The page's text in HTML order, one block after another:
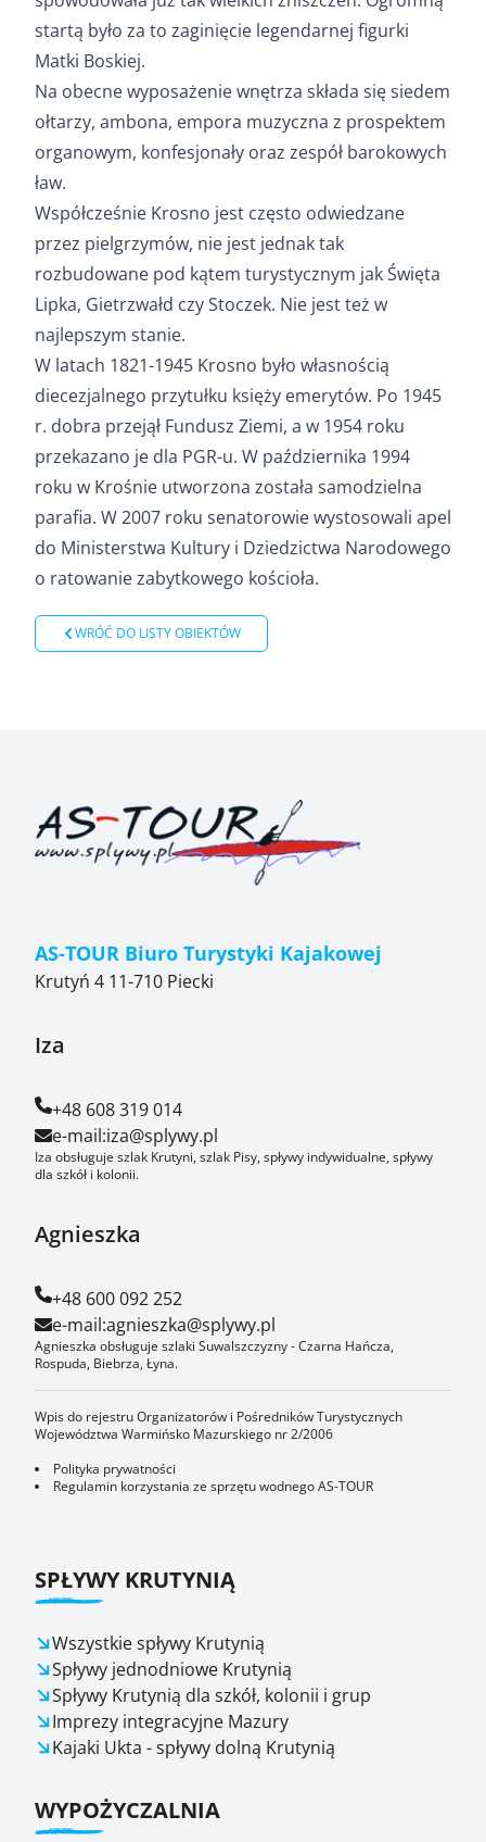
startą było za to zaginięcie legendarnej figurki
Matki Boskiej.
Na obecne wyposażenie wnętrza składa się siedem
ołtarzy, ambona, empora muzyczna z prospektem
organowym, konfesjonały oraz zespół barokowych
ław.
Współcześnie Krosno jest często odwiedzane
przez pielgrzymów, nie jest jednak tak
rozbudowane pod kątem turystycznym jak Święta
Lipka, Gietrzwałd czy Stoczek. Nie jest też w
najlepszym stanie.
W latach 1821-1945 Krosno było własnością
diecezjalnego przytułku księży emerytów. Po 1945
r. dobra przejął Fundusz Ziemi, a w 1954 roku
przekazano je dla PGR-u. W października 1994
roku w Krośnie utworzona została samodzielna
parafia. W 2007 roku senatorowie wystosowali apel
do Ministerstwa Kultury i Dziedzictwa Narodowego
o ratowanie zabytkowego kościoła.
WRÓĆ DO LISTY OBIEKTÓW
AS-TOUR Biuro Turystyki Kajakowej
Krutyń 4 11-710 Piecki
Iza
+48 608 319 014
e-mail:iza@splywy.pl
Iza obsługuje szlak Krutyni, szlak Pisy, spływy indywidualne, spływy
dla szkół i kolonii.
Agnieszka
+48 600 092 252
e-mail:agnieszka@splywy.pl
Agnieszka obsługuje szlaki Suwalszczyzny - Czarna Hańcza,
Rospuda, Biebrza, Łyna.
Wpis do rejestru Organizatorów i Pośredników Turystycznych
Województwa Warmińsko Mazurskiego nr 2/2006
Polityka prywatności
Regulamin korzystania ze sprzętu wodnego AS-TOUR
SPŁYWY KRUTYNIĄ
Wszystkie spływy Krutynią
Spływy jednodniowe Krutynią
Spływy Krutynią dla szkół, kolonii i grup
Imprezy integracyjne Mazury
Kajaki Ukta - spływy dolną Krutynią
WYPOŻYCZALNIA